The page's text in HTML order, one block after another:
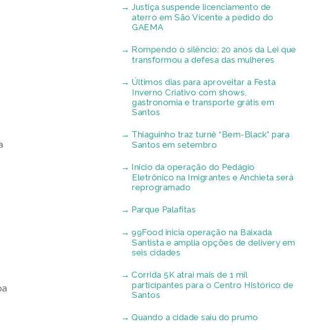
Justiça suspende licenciamento de
aterro em São Vicente a pedido do
GAEMA
Rompendo o silêncio: 20 anos da Lei que
transformou a defesa das mulheres
Últimos dias para aproveitar a Festa
Inverno Criativo com shows,
gastronomia e transporte grátis em
Santos
Thiaguinho traz turnê “Bem-Black” para
Santos em setembro
Início da operação do Pedágio
Eletrônico na Imigrantes e Anchieta será
reprogramado
Parque Palafitas
99Food inicia operação na Baixada
Santista e amplia opções de delivery em
seis cidades
Corrida 5K atrai mais de 1 mil
participantes para o Centro Histórico de
Santos
Quando a cidade saiu do prumo